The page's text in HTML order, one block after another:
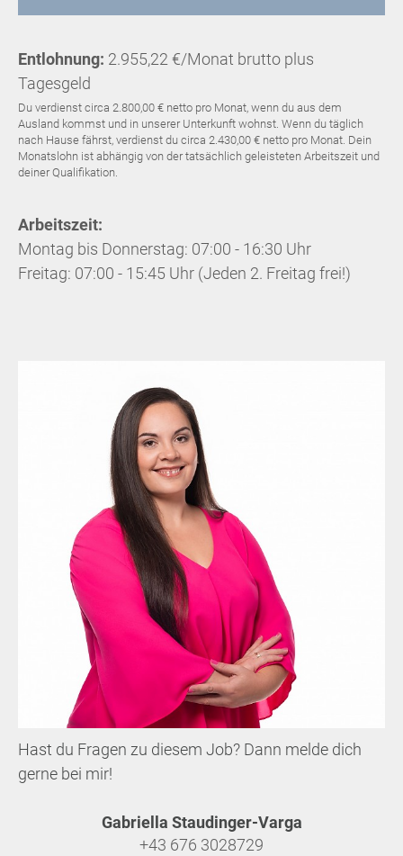
Entlohnung: 2.955,22 €/Monat brutto plus
Tagesgeld
Du verdienst circa 2.800,00 € netto pro Monat, wenn du aus dem
Ausland kommst und in unserer Unterkunft wohnst. Wenn du täglich
nach Hause fährst, verdienst du circa 2.430,00 € netto pro Monat. Dein
Monatslohn ist abhängig von der tatsächlich geleisteten Arbeitszeit und
deiner Qualifikation.
Arbeitszeit:
Montag bis Donnerstag: 07:00 - 16:30 Uhr
Freitag: 07:00 - 15:45 Uhr (Jeden 2. Freitag frei!)
Hast du Fragen zu diesem Job? Dann melde dich
gerne bei mir!
Gabriella Staudinger-Varga
+43 676 3028729